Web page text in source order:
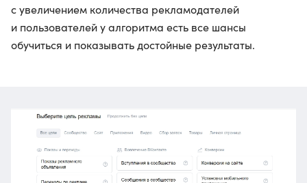
с увеличением количества рекламодателей
и пользователей у алгоритма есть все шансы
обучиться и показывать достойные результаты.